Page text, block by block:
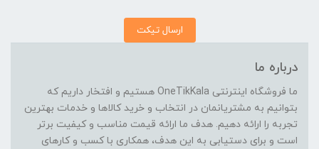
ارسال تیکت
درباره ما
ما فروشگاه اینترنتی OneTikKala هستیم و افتخار داریم که
بتوانیم به مشتریانمان در انتخاب و خرید کالاها و خدمات بهترین
تجربه را ارائه دهیم. هدف ما ارائه قیمت مناسب و کیفیت برتر
است و برای دستیابی به این هدف، همکاری با کسب و کارهای